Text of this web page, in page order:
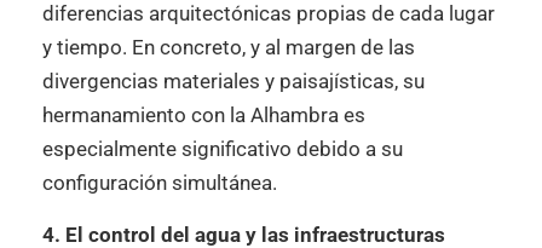
diferencias arquitectónicas propias de cada lugar
y tiempo. En concreto, y al margen de las
divergencias materiales y paisajísticas, su
hermanamiento con la Alhambra es
especialmente significativo debido a su
configuración simultánea.
4. El control del agua y las infraestructuras